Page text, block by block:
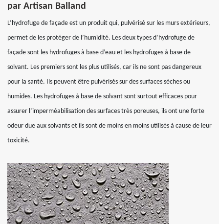
par Artisan Balland
L’hydrofuge de façade est un produit qui, pulvérisé sur les murs extérieurs,
permet de les protéger de l’humidité. Les deux types d’hydrofuge de
façade sont les hydrofuges à base d’eau et les hydrofuges à base de
solvant. Les premiers sont les plus utilisés, car ils ne sont pas dangereux
pour la santé. Ils peuvent être pulvérisés sur des surfaces sèches ou
humides. Les hydrofuges à base de solvant sont surtout efficaces pour
assurer l’imperméabilisation des surfaces très poreuses, ils ont une forte
odeur due aux solvants et ils sont de moins en moins utilisés à cause de leur
toxicité.